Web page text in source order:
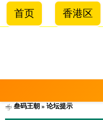
首页 香港区
叁码王朝 » 论坛提示